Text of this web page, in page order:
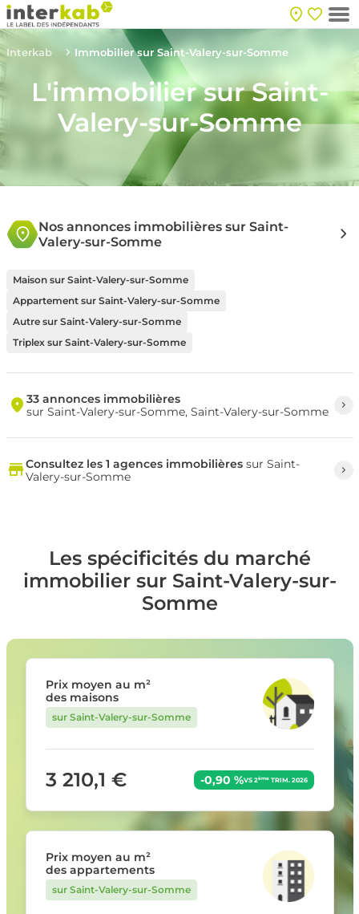
Interkab Immobilier sur Saint-Valery-sur-Somme
L'immobilier sur Saint-
Valery-sur-Somme
Nos annonces immobilières sur Saint-
Valery-sur-Somme
Maison sur Saint-Valery-sur-Somme
Appartement sur Saint-Valery-sur-Somme
Autre sur Saint-Valery-sur-Somme
Triplex sur Saint-Valery-sur-Somme
33 annonces immobilières
sur Saint-Valery-sur-Somme, Saint-Valery-sur-Somme
Consultez les 1 agences immobilièressur Saint-
Valery-sur-Somme
Les spécificités du marché
immobilier sur Saint-Valery-sur-
Somme
Prix moyen au m²
des maisons
sur Saint-Valery-sur-Somme
3 210,1 € -0,90 %VS 2èmeTRIM. 2026
Prix moyen au m²
des appartements
sur Saint-Valery-sur-Somme